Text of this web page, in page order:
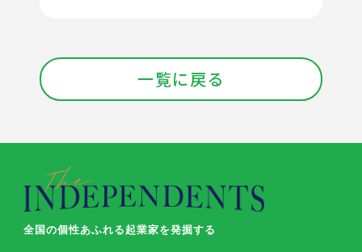
一覧に戻る
全国の個性あふれる起業家を発掘する